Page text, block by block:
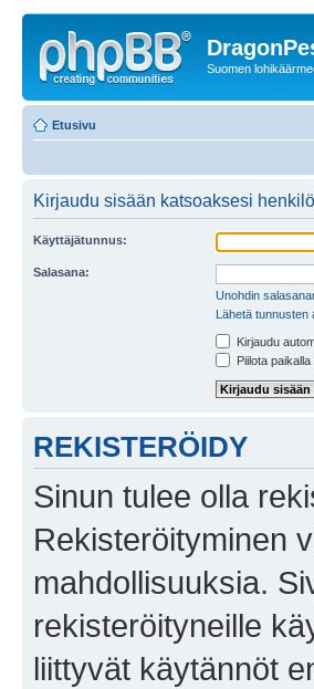
Suomen
Etusivu
Kirjaudu sisään katsoaksesi
Käyttäjätunnus:
Salasana:
Unohdin
Lähetä tunnusten
Kirjaudu
Piilota
REKISTERÖIDY
Sinun tulee olla
Rekisteröityminen
mahdollisuuksia.
rekisteröityneille
liittyvät käytännöt